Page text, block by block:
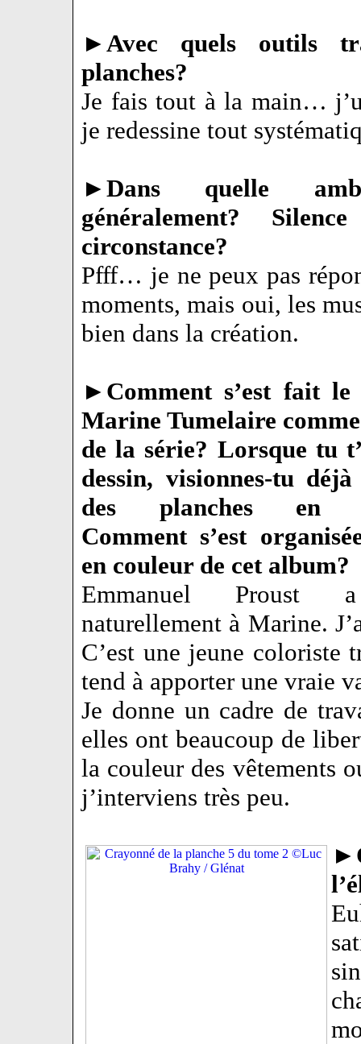
►Avec quels outils
planches?
Je fais tout à la main…
je redessine tout
►Dans quelle
généralement?
circonstance?
Pfff… je ne peux pas
moments, mais oui, les
bien dans la création.
► Comment s’est fait
Marine Tumelaire
de la série? Lorsque tu
dessin, visionnes-tu
des planches en
Comment s’est
en couleur de cet album?
Emmanuel Proust
naturellement à Marine.
C’est une jeune coloriste
tend à apporter une vraie
Je donne un cadre de
elles ont beaucoup de
la couleur des vêtements
j’interviens très peu.
►